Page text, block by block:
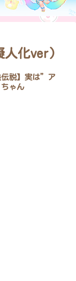
人化ver)
伝説】実は”ア
ゃん